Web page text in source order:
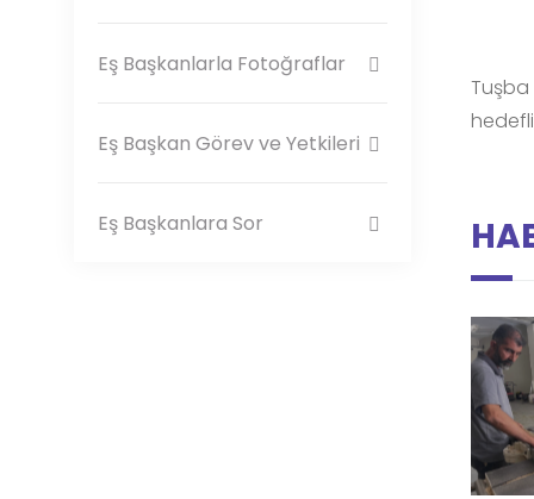
Eş Başkanlarla Fotoğraflar
Eş Başkan Görev ve Yetkileri
Eş Başkanlara Sor